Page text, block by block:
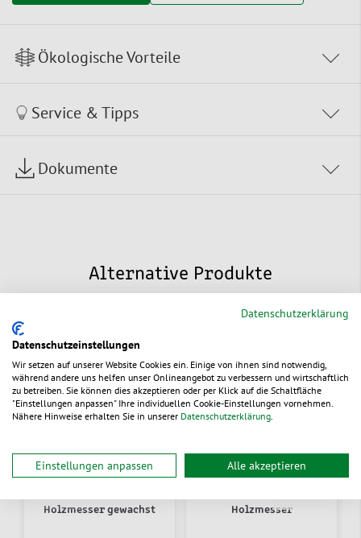
Ökologische Vorteile
Service & Tipps
Dokumente
Alternative Produkte
Holzmesser gewachst Holzmesser
Datenschutzerklärung
Datenschutzeinstellungen
Wir setzen auf unserer Website Cookies ein. Einige von ihnen sind notwendig,
während andere uns helfen unser Onlineangebot zu verbessern und wirtschaftlich
zu betreiben. Sie können dies akzeptieren oder per Klick auf die Schaltfläche
"Einstellungen anpassen" Ihre individuellen Cookie-Einstellungen vornehmen.
Nähere Hinweise erhalten Sie in unserer Datenschutzerklärung
Einstellungen anpassen Alle akzeptieren